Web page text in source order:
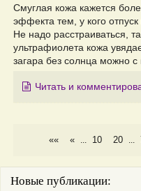
Смуглая кожа кажется
эффекта тем, у кого
Не надо расстраиваться,
ультрафиолета кожа
загара без солнца можно
Читать и
«« « ... 10 20 ...
Новые публикации: